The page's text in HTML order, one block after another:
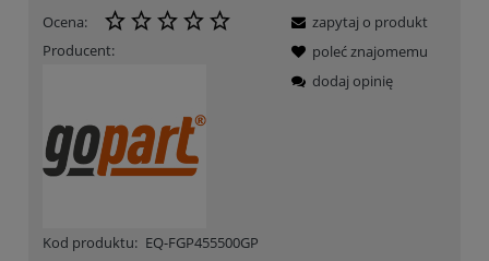
Ocena:
Producent:
Kod produktu: EQ-FGP455500GP
zapytaj o produkt
poleć znajomemu
dodaj opinię